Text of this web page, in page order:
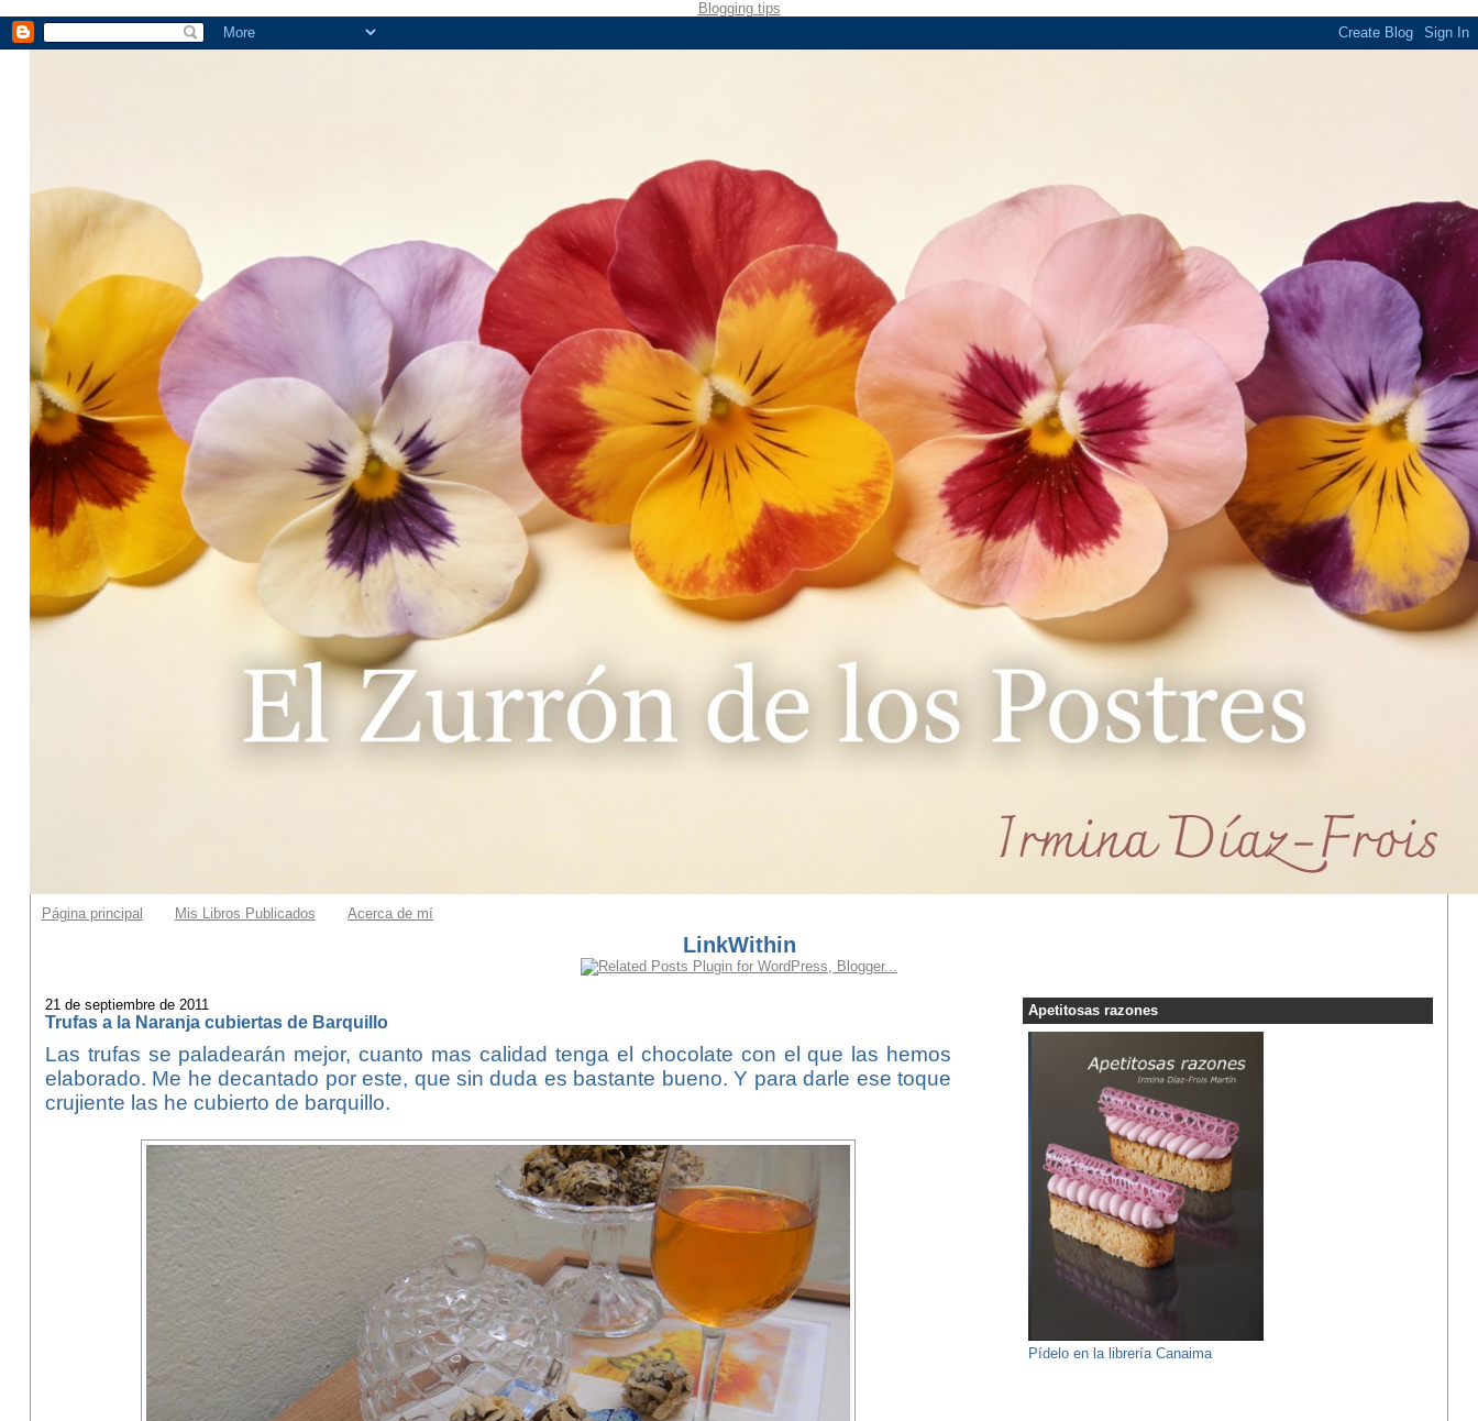
Blogging tips
Página principal Mis Libros Publicados Acerca de mí
LinkWithin
21 de septiembre de 2011
Trufas a la Naranja cubiertas de Barquillo
Las trufas se paladearán mejor, cuanto mas calidad tenga el chocolate con el que las hemos
elaborado. Me he decantado por este, que sin duda es bastante bueno. Y para darle ese toque
crujiente las he cubierto de barquillo.
Apetitosas razones
Pídelo en la librería Canaima